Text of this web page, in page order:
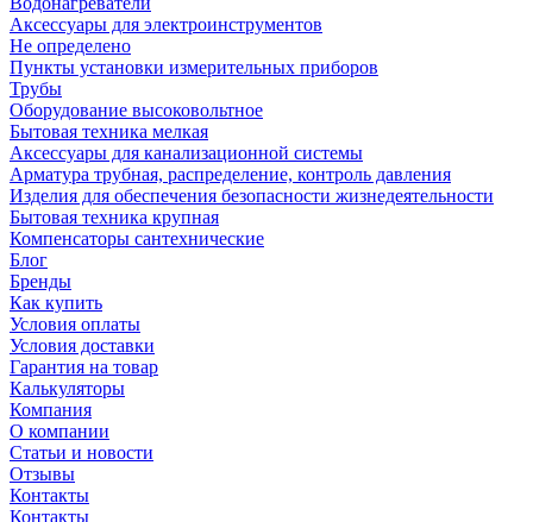
Аксессуары для электроинструментов
Не определено
Пункты установки измерительных приборов
Трубы
Оборудование высоковольтное
Бытовая техника мелкая
Аксессуары для канализационной системы
Арматура трубная, распределение, контроль давления
Изделия для обеспечения безопасности жизнедеятельности
Бытовая техника крупная
Компенсаторы сантехнические
Блог
Бренды
Как купить
Условия оплаты
Условия доставки
Гарантия на товар
Калькуляторы
Компания
О компании
Статьи и новости
Отзывы
Контакты
Контакты